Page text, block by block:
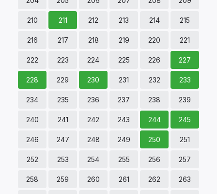
210 211 212 213 214 215
216 217 218 219 220 221
222 223 224 225 226 227
228 229 230 231 232 233
234 235 236 237 238 239
240 241 242 243 244 245
246 247 248 249 250 251
252 253 254 255 256 257
258 259 260 261 262 263